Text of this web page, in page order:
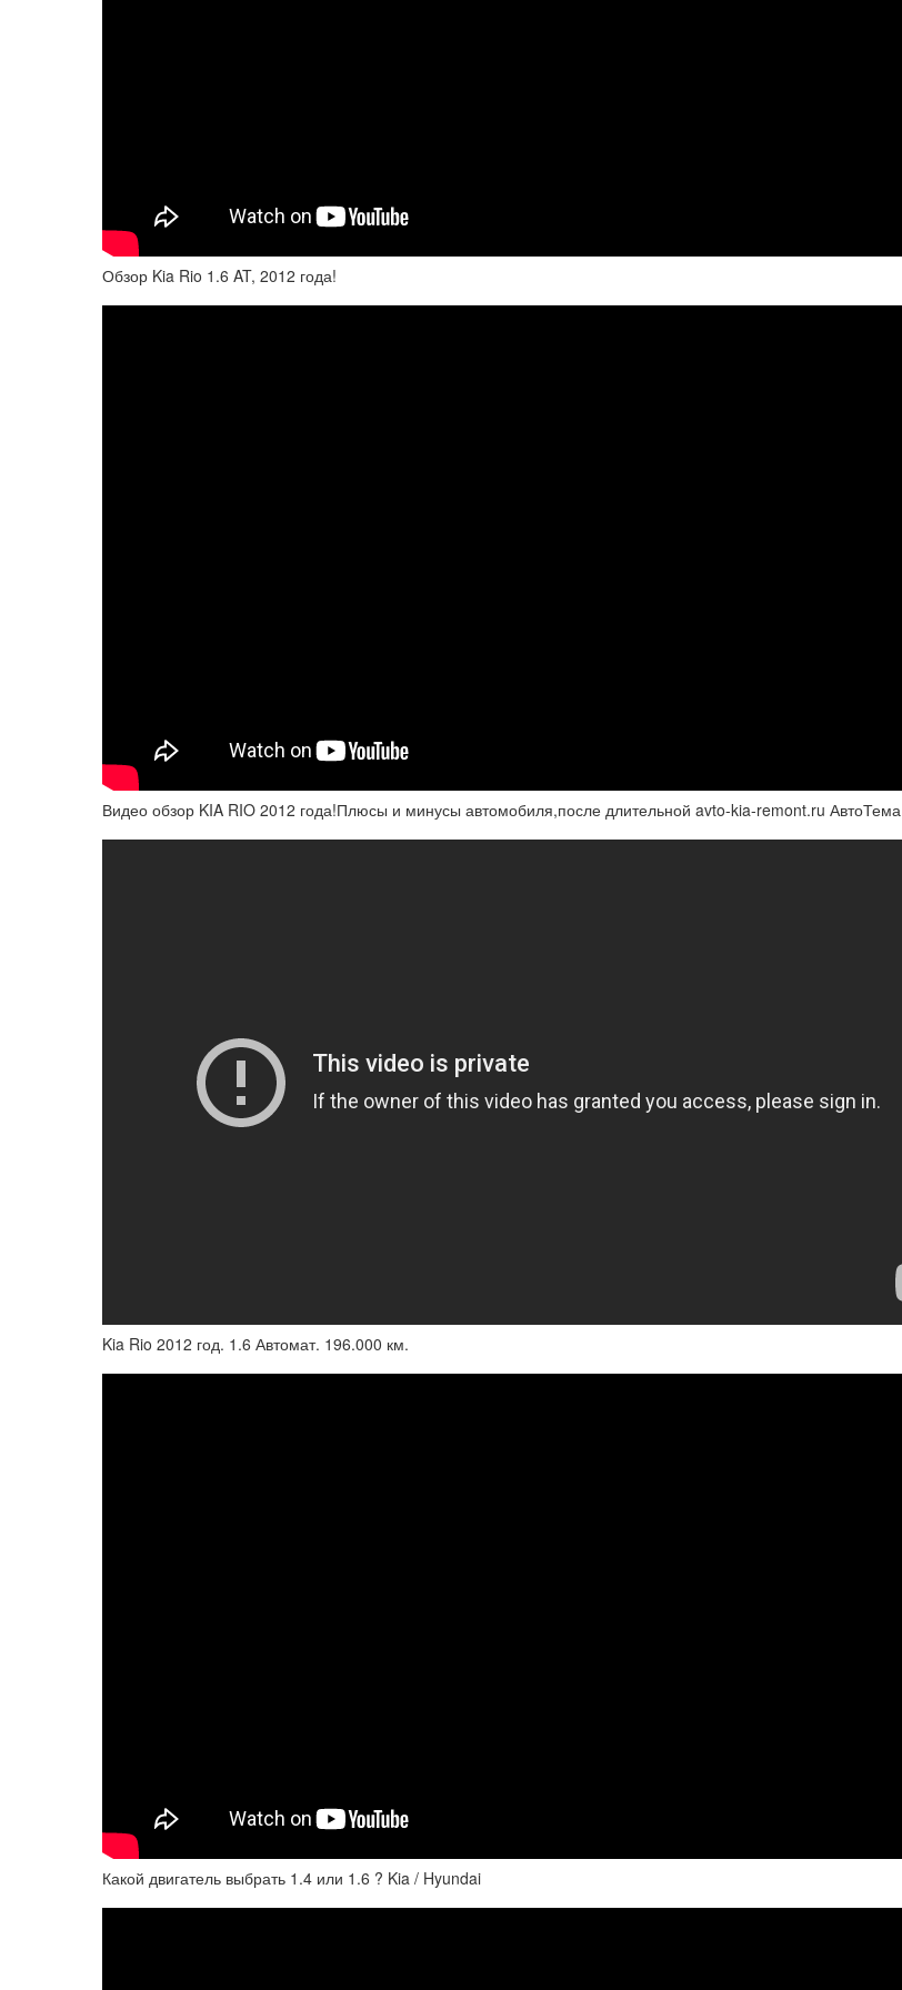
Обзор Kia Rio 1.6 AT, 2012 года!
Видео обзор KIA RIO 2012 года!Плюсы и минусы автомобиля,после длительной avto-kia-remont.ru АвтоТема
Kia Rio 2012 год. 1.6 Автомат. 196.000 км.
Какой двигатель выбрать 1.4 или 1.6 ? Kia / Hyundai